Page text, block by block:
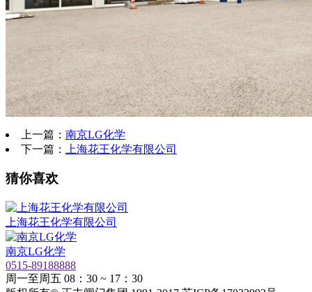
上一篇： 南京LG化学
下一篇：
上海花王化学有限公司
猜你喜欢
上海花王化学有限公司
南京LG化学
0515-89188888
周一至周五 08：30 ~ 17：30